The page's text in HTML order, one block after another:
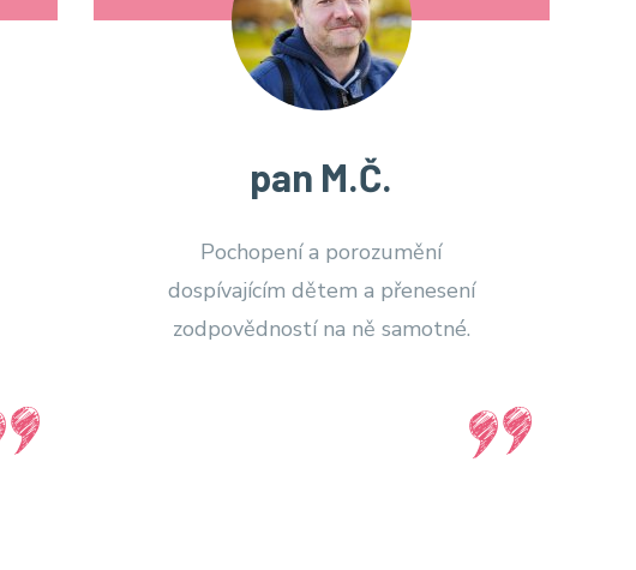
pan M.Č.
Pochopení a porozumění
dospívajícím dětem a přenesení
zodpovědností na ně samotné.